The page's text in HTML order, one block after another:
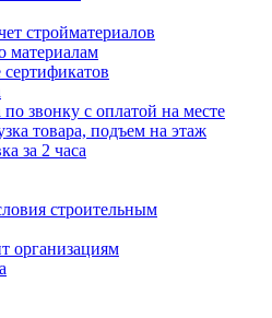
стройматериалов
материалам
по звонку с оплатой на месте
товара, подъем на этаж
за 2 часа
строительным
организациям